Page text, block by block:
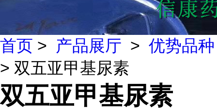
首页 > 产品展厅 > 优势品种
> 双五亚甲基尿素
双五亚甲基尿素